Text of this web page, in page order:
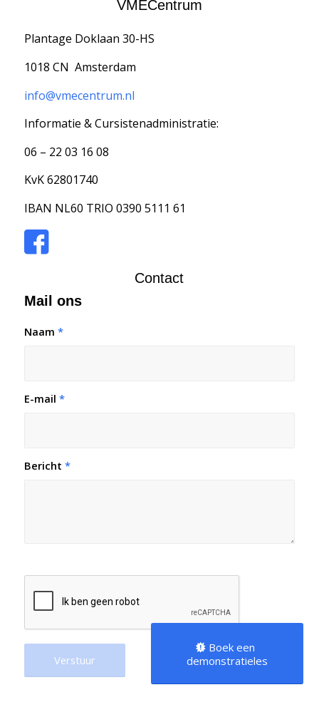
VMECentrum
Plantage Doklaan 30-HS
1018 CN Amsterdam
info@vmecentrum.nl
Informatie & Cursistenadministratie:
06 – 22 03 16 08
KvK 62801740
IBAN NL60 TRIO 0390 5111 61
Contact
Mail ons
Naam *
E-mail *
Bericht *
Boek een
demonstratieles